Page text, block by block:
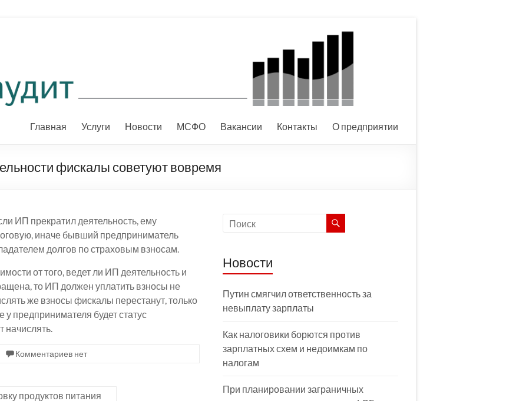
Главная Услуги Новости МСФО Вакансии Контакты О предприятии
фискалы советуют вовремя
ИП прекратил деятельность, ему
иначе бывший предприниматель
долгов по страховым взносам.
от того, ведет ли ИП деятельность и
то ИП должен уплатить взносы не
же взносы фискалы перестанут, только
у предпринимателя будет статус
начислять.
Комментариев нет
продуктов питания
Новости
Путин смягчил ответственность за
невыплату зарплаты
Как налоговики борются против
зарплатных схем и недоимкам по
налогам
При планировании заграничных